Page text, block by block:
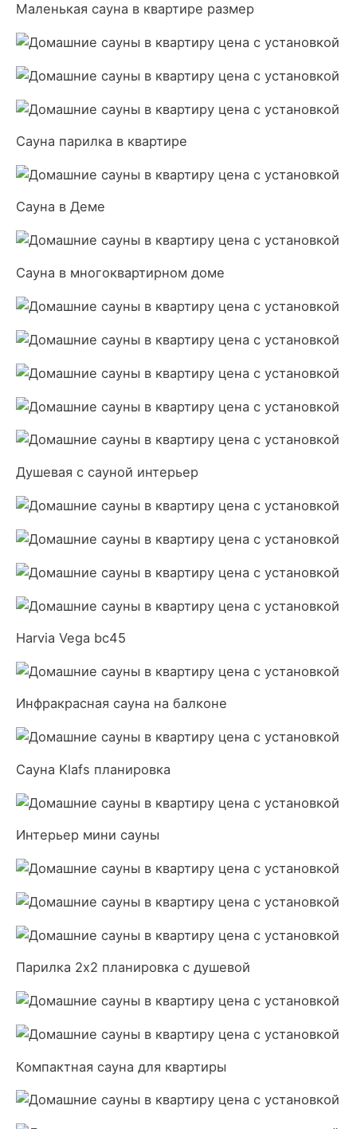
Маленькая сауна в квартире размер
Сауна парилка в квартире
Сауна в Деме
Сауна в многоквартирном доме
Душевая с сауной интерьер
Harvia Vega bc45
Инфракрасная сауна на балконе
Сауна Klafs планировка
Интерьер мини сауны
Парилка 2х2 планировка с душевой
Компактная сауна для квартиры